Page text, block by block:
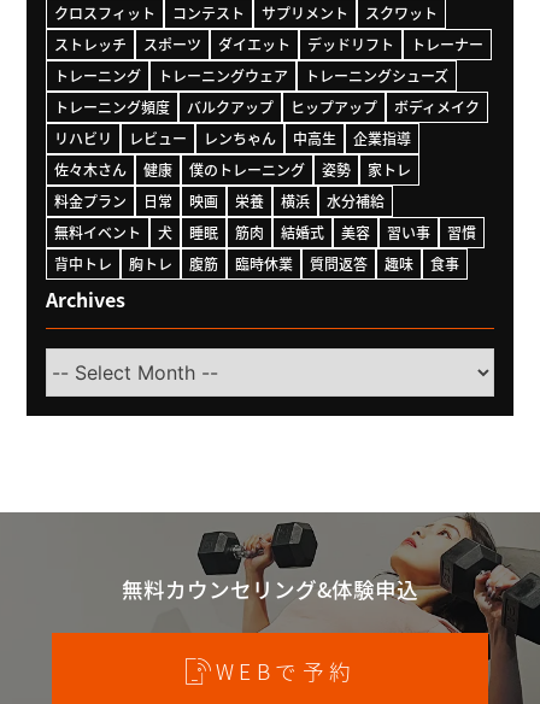
クロスフィット
コンテスト サプリメント
スクワット
ストレッチ
スポーツ ダイエット デッドリフト
トレーナー
トレーニング
トレーニングウェア
トレーニングシューズ
トレーニング頻度
バルクアップ ヒップアップ
ボディメイク
リハビリ
レビュー レンちゃん 中高生
企業指導
佐々木さん
健康 僕のトレーニング 姿勢
家トレ
料金プラン
日常 映画 栄養 横浜
水分補給
無料イベント
犬 睡眠 筋肉 結婚式 美容 習い事
習慣
背中トレ
胸トレ 腹筋 臨時休業 質問返答 趣味 食事
Archives
Select
Month
無料カウンセリング&体験申込
WEBで予約